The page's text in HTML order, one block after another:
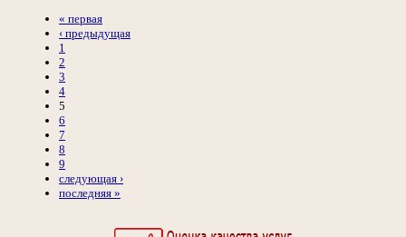
« первая
‹ предыдущая
1
2
3
4
5
6
7
8
9
следующая ›
последняя »